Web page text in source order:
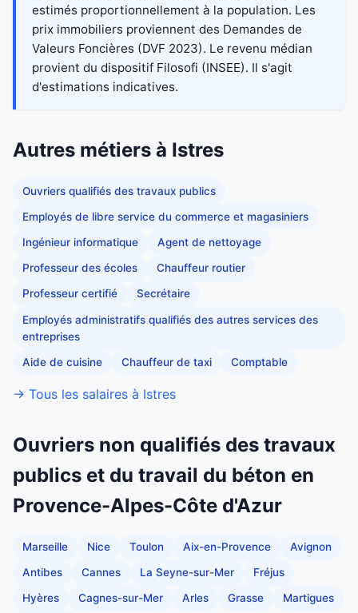
estimés proportionnellement à la population. Les
prix immobiliers proviennent des Demandes de
Valeurs Foncières (DVF 2023). Le revenu médian
provient du dispositif Filosofi (INSEE). Il s'agit
d'estimations indicatives.
Autres métiers à Istres
Ouvriers qualifiés des travaux publics
Employés de libre service du commerce et magasiniers
Ingénieur informatique Agent de nettoyage
Professeur des écoles Chauffeur routier
Professeur certifié Secrétaire
Employés administratifs qualifiés des autres services des
entreprises
Aide de cuisine Chauffeur de taxi Comptable
→ Tous les salaires à Istres
Ouvriers non qualifiés des travaux
publics et du travail du béton en
Provence-Alpes-Côte d'Azur
Marseille Nice Toulon Aix-en-Provence Avignon
Antibes Cannes La Seyne-sur-Mer Fréjus
Hyères Cagnes-sur-Mer Arles Grasse Martigues